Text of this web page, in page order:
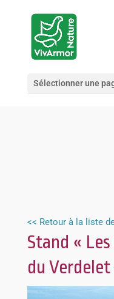
Sélectionner une
<< Retour à la liste
Stand «
du Verdelet